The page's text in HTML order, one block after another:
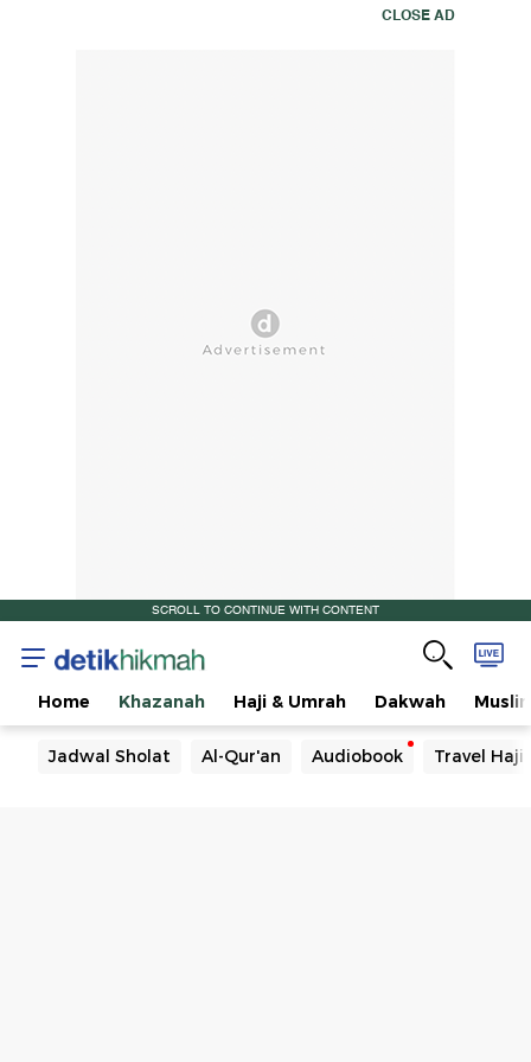
CLOSE AD
SCROLL TO CONTINUE WITH CONTENT
Home Khazanah Haji & Umrah Dakwah
Jadwal Sholat Al-Qur'an Audiobook Travel Haji